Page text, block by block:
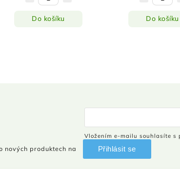
Do košíku Do košíku
nových produktech na
Vložením e-mailu souhlasíte s
Přihlásit se